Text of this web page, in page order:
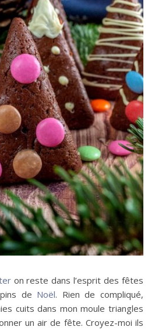
on reste dans l’esprit des fêtes
de Noël. Rien de compliqué,
cuits dans mon moule triangles
un air de fête. Croyez-moi ils